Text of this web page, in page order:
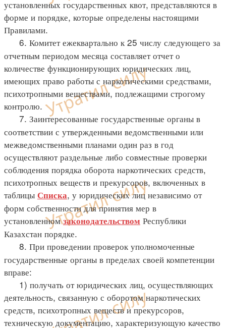
установленных государственных квот, представляются в
форме и порядке, которые определены настоящими
Правилами.
6. Комитет ежеквартально к 25 числу следующего за
отчетным периодом месяца составляет отчет о
количестве функционирующих юридических лиц,
имеющих право работы с наркотическими средствами,
психотропными веществами, подлежащими строгому
контролю.
7. Заинтересованные государственные органы в
соответствии с утвержденными ведомственными или
межведомственными планами один раз в год
осуществляют раздельные либо совместные проверки
соблюдения порядка оборота наркотических средств,
психотропных веществ и прекурсоров, включенных в
таблицы Списка, у юридических лиц независимо от
форм собственности для принятия мер в
установленномзаконодательством Республики
Казахстан порядке.
8. При проведении проверок уполномоченные
государственные органы в пределах своей компетенции
вправе:
1) получать от юридических лиц, осуществляющих
деятельность, связанную с оборотом наркотических
средств, психотропных веществ и прекурсоров,
техническую документацию, характеризующую качество